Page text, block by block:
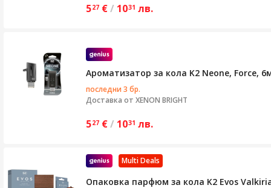
527 €/ 1031 лв.
Ароматизатор за кола K2 Neone, Force,
последни 3 бр.
Доставка от XENON BRIGHT
527 €/ 1031 лв.
Multi Deals
Опаковка парфюм за кола K2 Evos